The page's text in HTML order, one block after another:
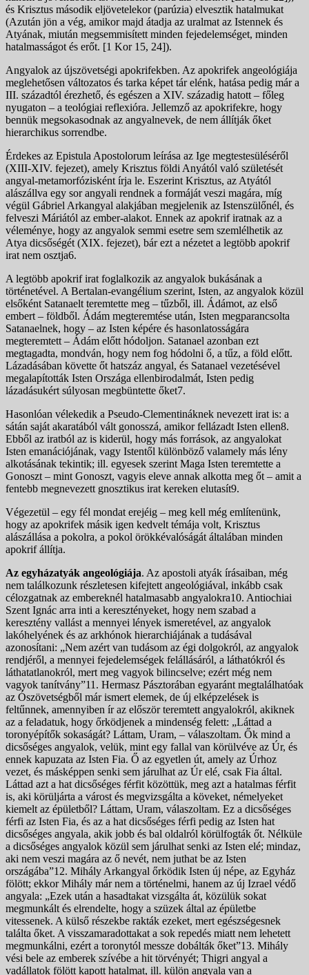
és Krisztus második eljövetelekor (parúzia) elvesztik hatalmukat
(Azután jön a vég, amikor majd átadja az uralmat az Istennek és
Atyának, miután megsemmisített minden fejedelemséget, minden
hatalmasságot és erőt. [1 Kor 15, 24]).
Angyalok az újszövetségi apokrifekben. Az apokrifek angeológiája
meglehetősen változatos és tarka képet tár elénk, hatása pedig már a
III. századtól érezhető, és egészen a XIV. századig hatott – főleg
nyugaton – a teológiai reflexióra. Jellemző az apokrifekre, hogy
bennük megsokasodnak az angyalnevek, de nem állítják őket
hierarchikus sorrendbe.
Érdekes az Epistula Apostolorum leírása az Ige megtestesüléséről
(XIII-XIV. fejezet), amely Krisztus földi Anyától való születését
angyal-metamorfózisként írja le. Eszerint Krisztus, az Atyától
alászállva egy sor angyali rendnek a formáját veszi magára, míg
végül Gábriel Arkangyal alakjában megjelenik az Istenszülőnél, és
felveszi Máriától az ember-alakot. Ennek az apokrif iratnak az a
véleménye, hogy az angyalok semmi esetre sem szemlélhetik az
Atya dicsőségét (XIX. fejezet), bár ezt a nézetet a legtöbb apokrif
irat nem osztja6.
A legtöbb apokrif irat foglalkozik az angyalok bukásának a
történetével. A Bertalan-evangélium szerint, Isten, az angyalok közül
elsőként Satanaelt teremtette meg – tűzből, ill. Ádámot, az első
embert – földből. Ádám megteremtése után, Isten megparancsolta
Satanaelnek, hogy – az Isten képére és hasonlatosságára
megteremtett – Ádám előtt hódoljon. Satanael azonban ezt
megtagadta, mondván, hogy nem fog hódolni ő, a tűz, a föld előtt.
Lázadásában követte őt hatszáz angyal, és Satanael vezetésével
megalapították Isten Országa ellenbirodalmát, Isten pedig
lázadásukért súlyosan megbüntette őket7.
Hasonlóan vélekedik a Pseudo-Clementináknek nevezett irat is: a
sátán saját akaratából vált gonosszá, amikor fellázadt Isten ellen8.
Ebből az iratból az is kiderül, hogy más források, az angyalokat
Isten emanációjának, vagy Istentől különböző valamely más lény
alkotásának tekintik; ill. egyesek szerint Maga Isten teremtette a
Gonoszt – mint Gonoszt, vagyis eleve annak alkotta meg őt – amit a
fentebb megnevezett gnosztikus irat kereken elutasít9.
Végezetül – egy fél mondat erejéig – meg kell még említenünk,
hogy az apokrifek másik igen kedvelt témája volt, Krisztus
alászállása a pokolra, a pokol örökkévalóságát általában minden
apokrif állítja.
Az egyházatyák angeológiája. Az apostoli atyák írásaiban, még
nem találkozunk részletesen kifejtett angeológiával, inkább csak
célozgatnak az embereknél hatalmasabb angyalokra10. Antiochiai
Szent Ignác arra inti a keresztényeket, hogy nem szabad a
keresztény vallást a mennyei lények ismeretével, az angyalok
lakóhelyének és az arkhónok hierarchiájának a tudásával
azonosítani: „Nem azért van tudásom az égi dolgokról, az angyalok
rendjéről, a mennyei fejedelemségek felállásáról, a láthatókról és
láthatatlanokról, mert meg vagyok bilincselve; ezért még nem
vagyok tanítvány”11. Hermasz Pásztorában egyaránt megtalálhatóak
az Ószövetségből már ismert elemek, de új elképzelések is
feltűnnek, amennyiben ír az először teremtett angyalokról, akiknek
az a feladatuk, hogy őrködjenek a mindenség felett: „Láttad a
toronyépítők sokaságát? Láttam, Uram, – válaszoltam. Ők mind a
dicsőséges angyalok, velük, mint egy fallal van körülvéve az Úr, és
ennek kapuzata az Isten Fia. Ő az egyetlen út, amely az Úrhoz
vezet, és másképpen senki sem járulhat az Úr elé, csak Fia által.
Láttad azt a hat dicsőséges férfit közöttük, meg azt a hatalmas férfit
is, aki körüljárta a várost és megvizsgálta a köveket, némelyeket
kiemelt az épületből? Láttam, Uram, válaszoltam. Ez a dicsőséges
férfi az Isten Fia, és az a hat dicsőséges férfi pedig az Isten hat
dicsőséges angyala, akik jobb és bal oldalról körülfogták őt. Nélküle
a dicsőséges angyalok közül sem járulhat senki az Isten elé; mindaz,
aki nem veszi magára az ő nevét, nem juthat be az Isten
országába”12. Mihály Arkangyal őrködik Isten új népe, az Egyház
fölött; ekkor Mihály már nem a történelmi, hanem az új Izrael védő
angyala: „Ezek után a hasadtakat vizsgálta át, közülük sokat
megmunkált és elrendelte, hogy a szüzek által az épületbe
vitessenek. A külső részekbe rakták ezeket, mert egészségesnek
találta őket. A visszamaradottakat a sok repedés miatt nem lehetett
megmunkálni, ezért a toronytól messze dobálták őket”13. Mihály
vési bele az emberek szívébe a hit törvényét; Thigri angyal a
vadállatok fölött kapott hatalmat, ill. külön angyala van a